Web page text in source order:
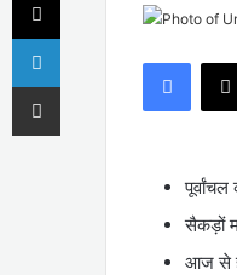
सैकड़ों
आज से
LinkedIn
Share via Email